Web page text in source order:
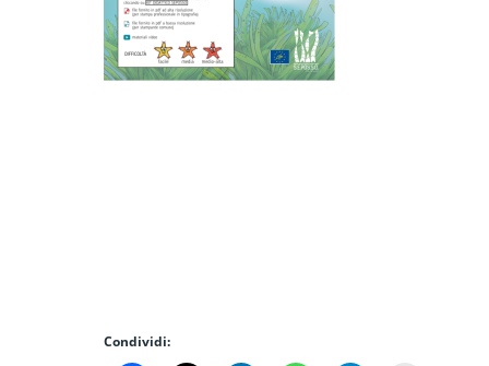
Condividi: